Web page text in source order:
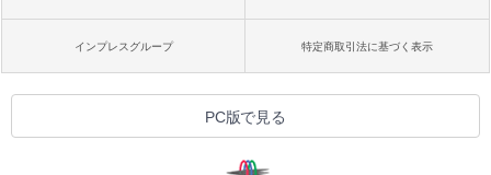
インプレスグループ 特定商取引法に基づく表示
PC版で見る